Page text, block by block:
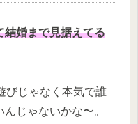
結婚まで見据えてる
びじゃなく本気で誰
じゃないかな〜。